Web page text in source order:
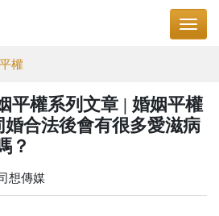
權
平權系列文章 | 婚姻平權
婚合法後會有很多愛滋病
？
想傳媒